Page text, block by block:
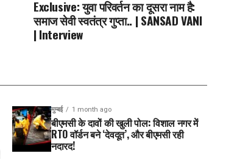
Exclusive: युवा परिवर्तन का दूसरा नाम है:
समाज सेवी स्वतंत्र गुप्ता.. | SANSAD VANI
| Interview
मुम्बई 1 month ago
बीएमसी के दावों की खुली पोल: विशाल नगर में
RTO वॉर्डन बने ‘देवदूत’, और बीएमसी रही
नदारद!